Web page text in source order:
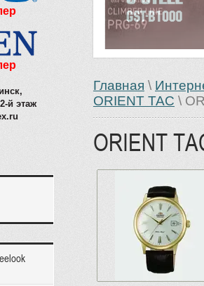
Главная \
ORIENT TAC \
ORIENT
й этаж